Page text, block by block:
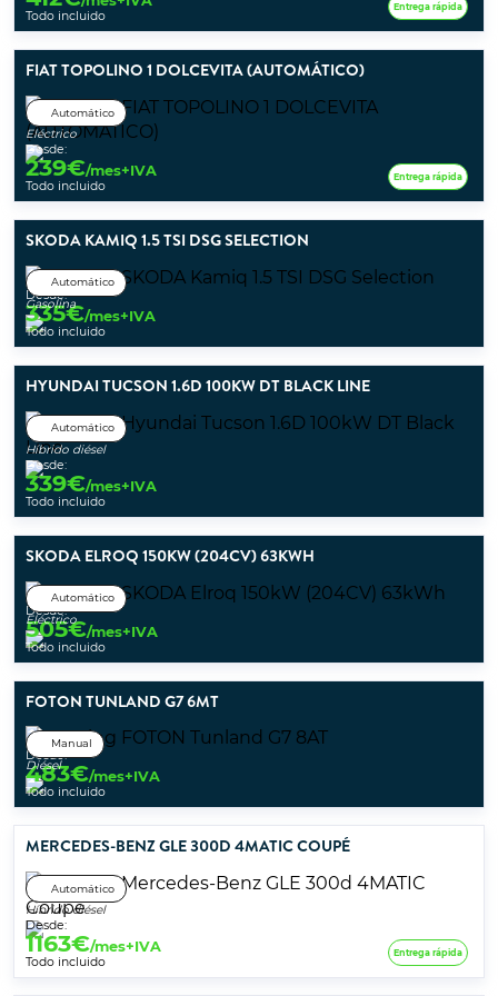
Todo incluido
Entrega rápida
FIAT TOPOLINO 1 DOLCEVITA (AUTOMÁTICO)
Automático
Eléctrico
Desde:
239€/mes+IVA
Todo incluido
Entrega rápida
SKODA KAMIQ 1.5 TSI DSG SELECTION
Automático
Gasolina
Desde:
335€/mes+IVA
Todo incluido
HYUNDAI TUCSON 1.6D 100KW DT BLACK LINE
Automático
Híbrido diésel
Desde:
339€/mes+IVA
Todo incluido
SKODA ELROQ 150KW (204CV) 63KWH
Automático
Eléctrico
Desde:
505€/mes+IVA
Todo incluido
FOTON TUNLAND G7 6MT
Manual
Diésel
Desde:
483€/mes+IVA
Todo incluido
MERCEDES-BENZ GLE 300D 4MATIC COUPÉ
Automático
Híbrido diésel
Desde:
1163€/mes+IVA
Todo incluido
Entrega rápida